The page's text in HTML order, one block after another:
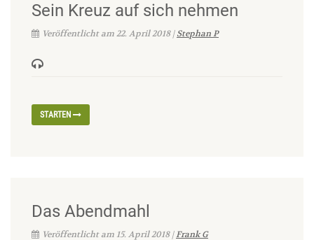
Sein Kreuz auf sich nehmen
Veröffentlicht am 22. April 2018 | Stephan P
STARTEN
Das Abendmahl
Veröffentlicht am 15. April 2018 |Frank G